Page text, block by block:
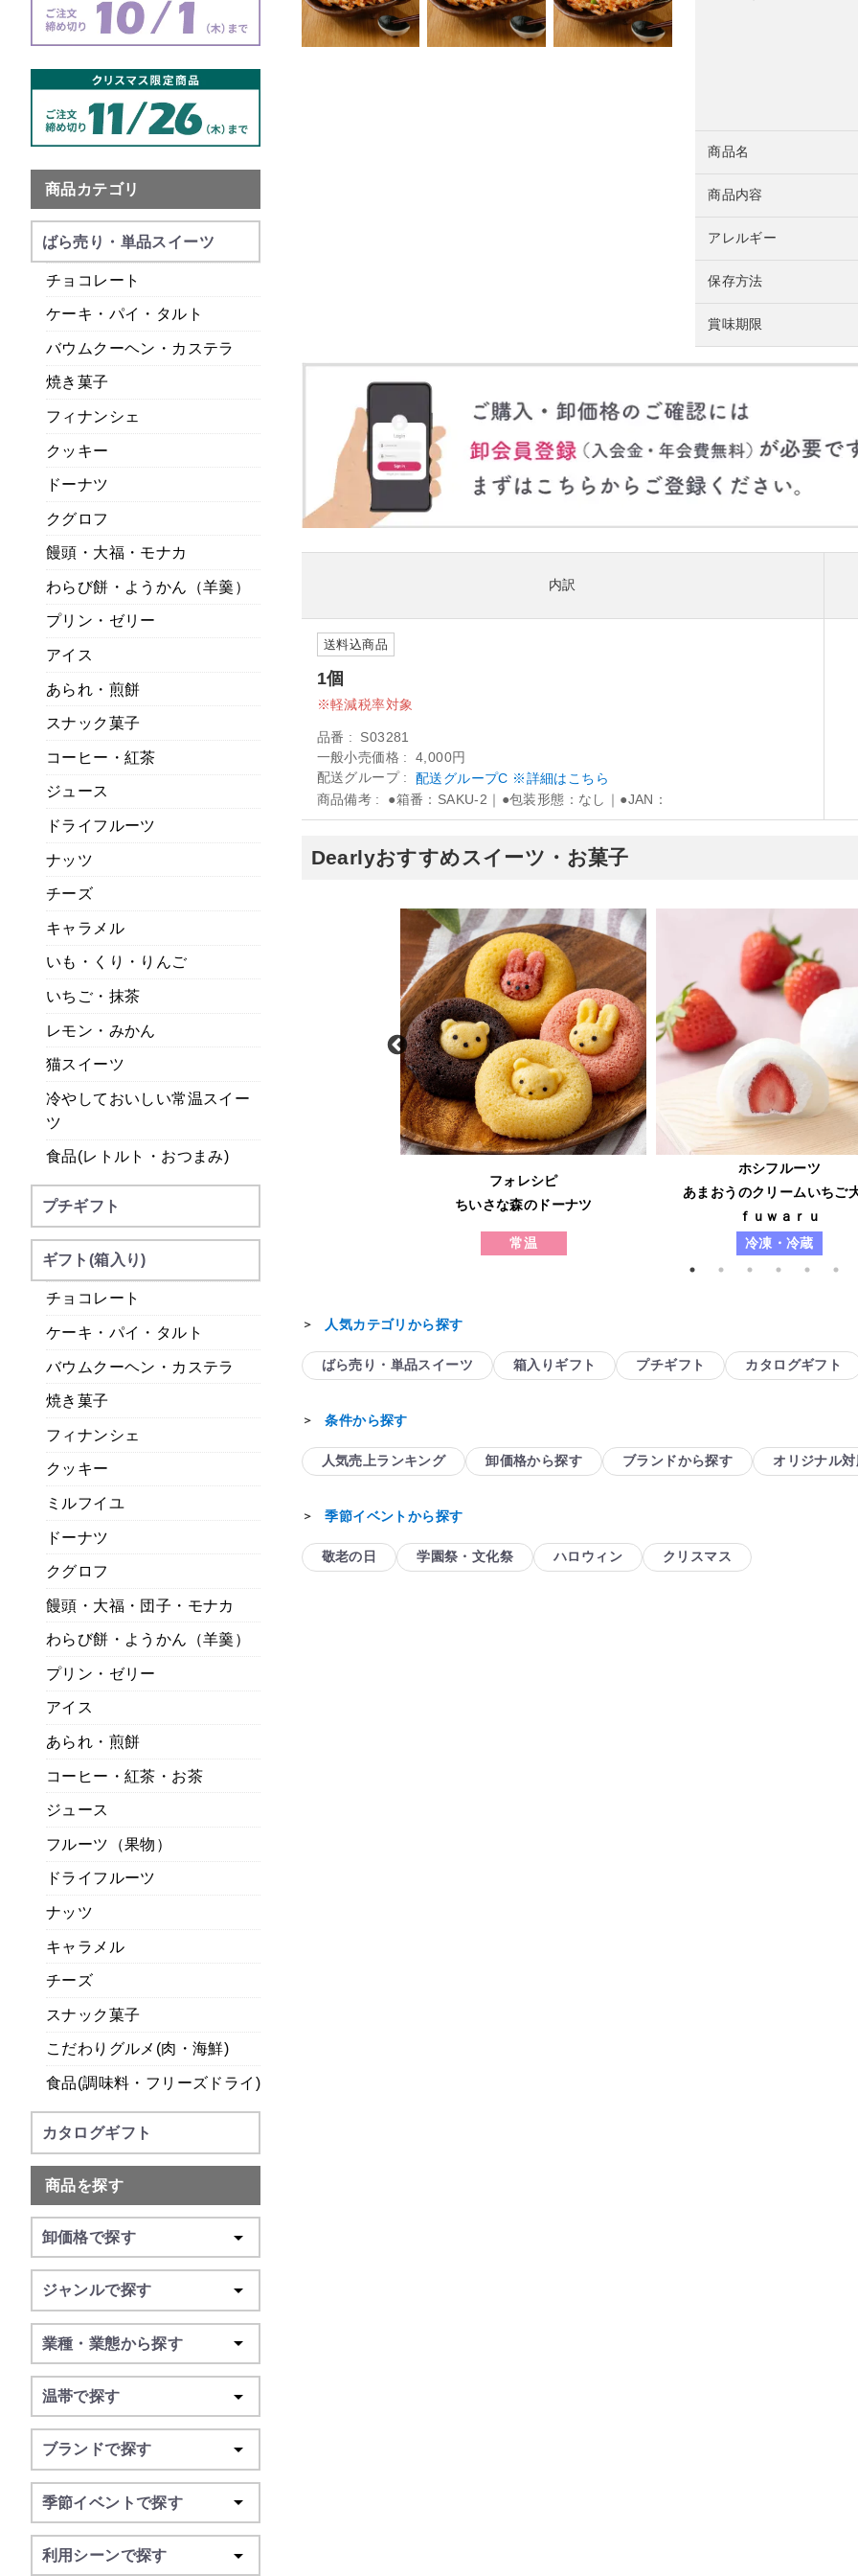
商品名
商品内容
アレルギー
保存方法
賞味期限
内訳
送料込商品
1個
軽減税率対象
品番
S03281
一般小売価格
4,000円
配送グループ
配送グループC ※詳細はこちら
商品備考 ●箱番：SAKU-2｜●包装形態：なし｜●JAN：
Dearlyおすすめスイーツ・お菓子
有り）
常温
フォレシピ
ちいさな森のドーナツ
常温
ホシフルーツ
あまおうのクリームいちご
ｆｕｗａｒｕ
冷凍・冷蔵
＞ 人気カテゴリから探す
ばら売り・単品スイーツ 箱入りギフト プチギフト カタログギフト
＞条件から探す
人気売上ランキング 卸価格から探す ブランドから探す オリジナル
＞季節イベントから探す
敬老の日 学園祭・文化祭 ハロウィン クリスマス
商品カテゴリ
ばら売り・単品スイーツ
チョコレート
ケーキ・パイ・タルト
バウムクーヘン・カステラ
焼き菓子
フィナンシェ
クッキー
ドーナツ
クグロフ
饅頭・大福・モナカ
わらび餅・ようかん（羊羹）
プリン・ゼリー
アイス
あられ・煎餅
スナック菓子
コーヒー・紅茶
ジュース
ドライフルーツ
ナッツ
チーズ
キャラメル
いも・くり・りんご
いちご・抹茶
レモン・みかん
猫スイーツ
冷やしておいしい常温スイー
ツ
食品(レトルト・おつまみ)
プチギフト
ギフト(箱入り)
チョコレート
ケーキ・パイ・タルト
バウムクーヘン・カステラ
焼き菓子
フィナンシェ
クッキー
ミルフイユ
ドーナツ
クグロフ
饅頭・大福・団子・モナカ
わらび餅・ようかん（羊羹）
プリン・ゼリー
アイス
あられ・煎餅
コーヒー・紅茶・お茶
ジュース
フルーツ（果物）
ドライフルーツ
ナッツ
キャラメル
チーズ
スナック菓子
こだわりグルメ(肉・海鮮)
食品(調味料・フリーズドライ)
カタログギフト
商品を探す
卸価格で探す
ジャンルで探す
業種・業態から探す
温帯で探す
ブランドで探す
季節イベントで探す
利用シーンで探す